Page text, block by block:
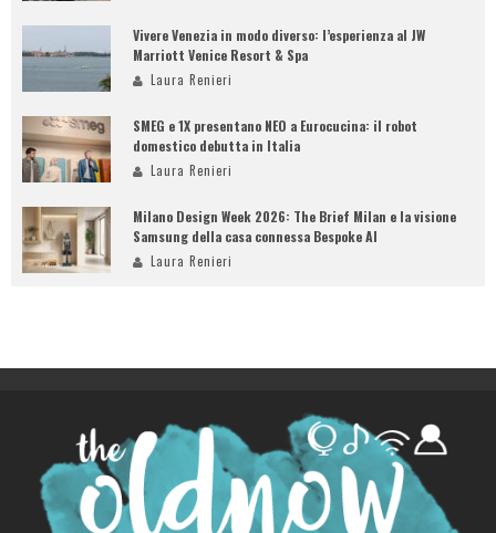
Vivere Venezia in modo diverso: l’esperienza al JW
Marriott Venice Resort & Spa
Laura Renieri
SMEG e 1X presentano NEO a Eurocucina: il robot
domestico debutta in Italia
Laura Renieri
Milano Design Week 2026: The Brief Milan e la visione
Samsung della casa connessa Bespoke AI
Laura Renieri